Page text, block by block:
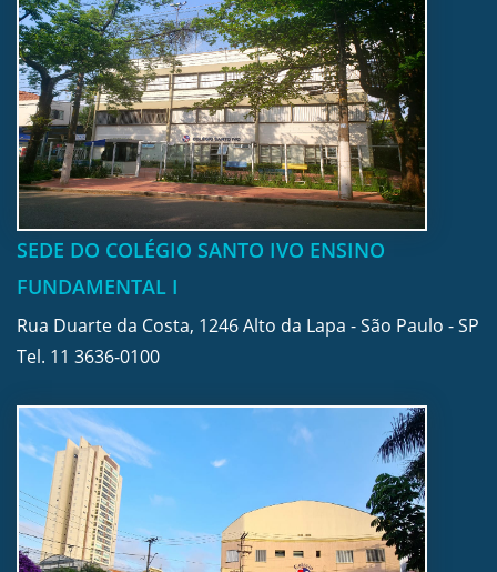
SEDE DO COLÉGIO SANTO IVO ENSINO
FUNDAMENTAL I
Rua Duarte da Costa, 1246 Alto da Lapa - São Paulo - SP
Tel. 11 3636-0100